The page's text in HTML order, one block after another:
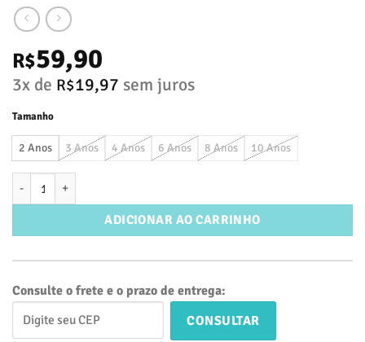
R$59,90
3x de R$19,97 sem juros
Tamanho
2 Anos 3 Anos 4 Anos 6 Anos 8 Anos 10 Anos
ADICIONAR AO CARRINHO
Consulte o frete e o prazo de entrega:
CONSULTAR